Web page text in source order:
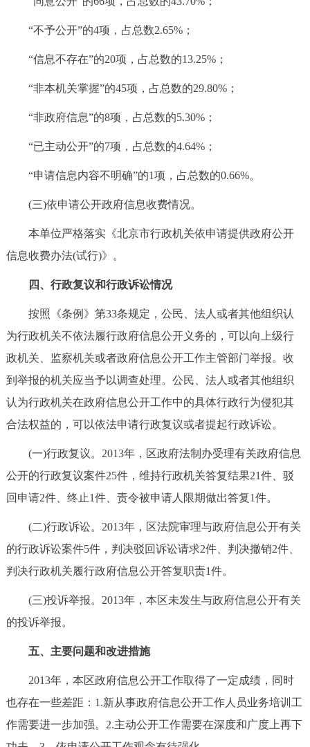
“不予公开”的4项，占总数2.65%；
“信息不存在”的20项，占总数的13.25%；
“非本机关掌握”的45项，占总数的29.80%；
“非政府信息”的8项，占总数的5.30%；
“已主动公开”的7项，占总数的4.64%；
“申请信息内容不明确”的1项，占总数的0.66%。
(三)依申请公开政府信息收费情况。
本单位严格落实《北京市行政机关依申请提供政府公开
信息收费办法(试行)》。
四、行政复议和行政诉讼情况
按照《条例》第33条规定，公民、法人或者其他组织认
为行政机关不依法履行政府信息公开义务的，可以向上级行
政机关、监察机关或者政府信息公开工作主管部门举报。收
到举报的机关应当予以调查处理。公民、法人或者其他组织
认为行政机关在政府信息公开工作中的具体行政行为侵犯其
合法权益的，可以依法申请行政复议或者提起行政诉讼。
(一)行政复议。2013年，区政府法制办受理有关政府信息
公开的行政复议案件25件，维持行政机关答复结果21件、驳
回申请2件、终止1件、责令被申请人限期做出答复1件。
(二)行政诉讼。2013年，区法院审理与政府信息公开有关
的行政诉讼案件5件，判决驳回诉讼请求2件、判决撤销2件、
判决行政机关履行政府信息公开答复职责1件。
(三)投诉举报。2013年，本区未发生与政府信息公开有关
的投诉举报。
五、主要问题和改进措施
2013年，本区政府信息公开工作取得了一定成绩，同时
也存在一些差距：1.新从事政府信息公开工作人员业务培训工
作需要进一步加强。2.主动公开工作需要在深度和广度上再下